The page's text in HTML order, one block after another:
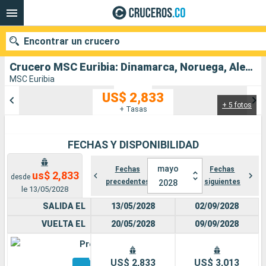
Crucero MSC Euribia: Dinamarca, Noruega, Alemania salida desde Kiel
MSC Euribia
+ 5 fotos
US$ 2,833
+ Tasas
FECHAS Y DISPONIBILIDAD
desde us$ 2,833
le 13/05/2028
Fechas
precedentes
mayo
2028
Fechas
siguientes
SALIDA EL
VUELTA EL
Premium
Otros
13/05/2028
20/05/2028
US$ 2,833
02/09/2028
09/09/2028
US$ 3,013
Encontrar un crucero
Puertos Compañías
Buscar